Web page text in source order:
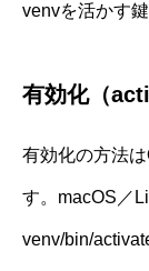
venvを活かす鍵
有効化（
有効化の方法
す。macOS／
venv/bin/